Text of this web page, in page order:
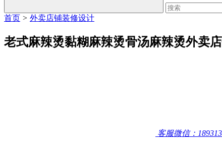
首页 > 外卖店铺装修设计
老式麻辣烫黏糊麻辣烫骨汤麻辣烫外卖
客服微信：